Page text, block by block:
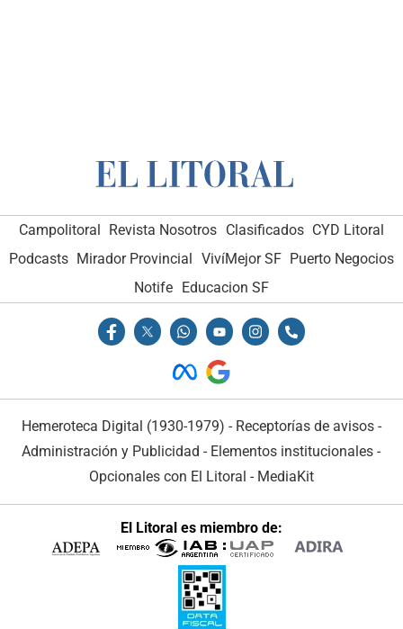
Campolitoral Revista Nosotros Clasificados CYD Litoral
Podcasts Mirador Provincial VivíMejor SF Puerto Negocios
Notife
Educacion SF
Hemeroteca Digital (1930-1979) - Receptorías de avisos -
Administración y Publicidad - Elementos institucionales -
Opcionales con El Litoral - MediaKit
El Litoral es miembro de: